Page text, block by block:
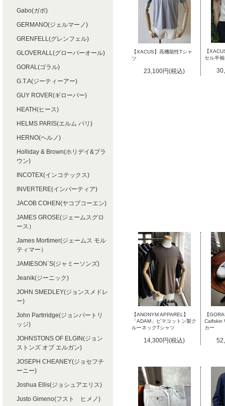
【XACUS】高機能性Tシャ
ツ
23,100円(税込)
【
セル半
【ANONYM APPAREL】
「ADAM」ピマコットン製ク
ルーネックTシャツ
14,300円(税込)
【
Calfskin
カー
Gabo(ガボ)
GERMANO(ジェルマーノ)
GRENFELL(グレンフェル)
GLOVERALL(グローバーオール)
GORAL(ゴラル)
G.T.A(ジーティーアー)
GUY ROVER(ギローバー)
HEATH(ヒース)
HELMS PARIS(エルム パリ)
HERNO(ヘルノ)
Holliday & Brown(ホリデイ&ブラ
ウン)
INCOTEX(インコテックス)
INVERTERE(インバーティア)
JACOB COHEN(ヤコブコーエン)
JAMES GROSE(ジェームスグロ
ース）
James Mortimer(ジェームス モル
ティマー）
JAMIESON`S(ジャミーソンズ)
Jeanik(ジーニック)
JOHN SMEDLEY(ジョンスメドレ
ー)
John Partrridge(ジョンパートリ
ッジ)
JOHNSTONS OF ELGIN(ジョン
ストンズ オブ エルガン)
JOSEPH CHEANEY(ジョセフチ
ーニー)
Joshua Ellis(ジョシュアエリス)
Justo Gimeno(フスト ヒメノ)